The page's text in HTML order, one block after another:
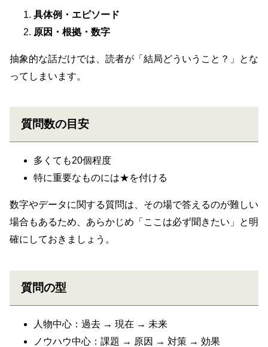
具体例・エピソード
原因・根拠・数字
抽象的な話だけでは、読者が「結局どういうこと？」とな
ってしまいます。
質問数の目安
多くても20個程度
特に重要なものには★を付ける
数字やデータに関する質問は、その場で答えるのが難しい
場合もあるため、あらかじめ「ここは必ず聞きたい」と明
確にしておきましょう。
質問の型
人物中心：過去 → 現在 → 未来
ノウハウ中心：課題 → 原因 → 対策 → 効果